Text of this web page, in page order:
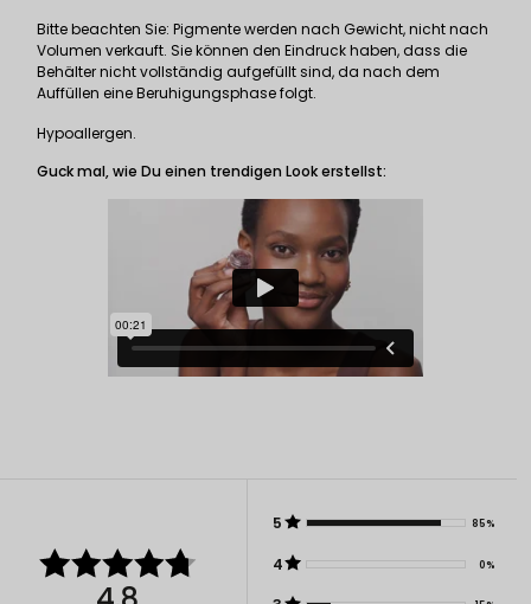
Bitte beachten Sie: Pigmente werden nach Gewicht, nicht nach
Volumen verkauft. Sie können den Eindruck haben, dass die
Behälter nicht vollständig aufgefüllt sind, da nach dem
Auffüllen eine Beruhigungsphase folgt.
Hypoallergen.
Guck mal, wie Du einen trendigen Look erstellst:
5 85%
4 0%